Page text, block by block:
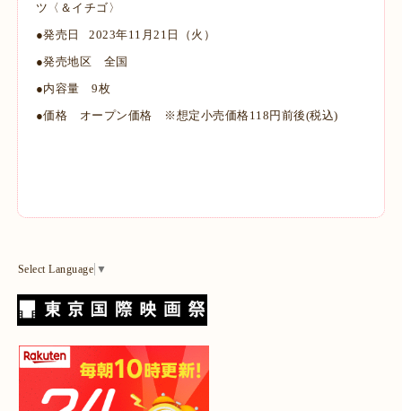
ツ〈＆イチゴ〉
●発売日 2023年11月21日（火）
●発売地区 全国
●内容量 9枚
●価格 オープン価格 ※想定小売価格118円前後(税込)
Select Language ▼